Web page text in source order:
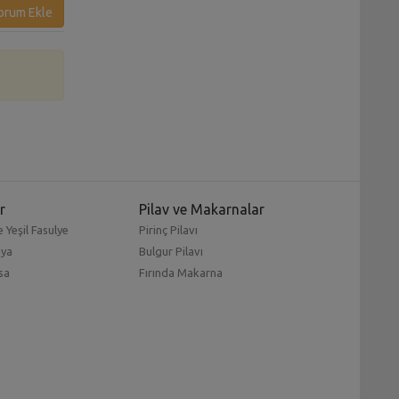
Ekle
Yeşil Fasulye
Pilav ve Makarnalar
Pirinç Pilavı
Bulgur Pilavı
Fırında Makarna